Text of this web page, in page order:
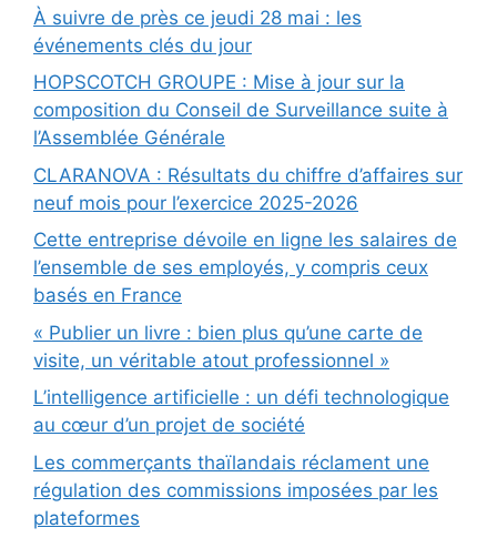
À suivre de près ce jeudi 28 mai : les
événements clés du jour
HOPSCOTCH GROUPE : Mise à jour sur la
composition du Conseil de Surveillance suite à
l’Assemblée Générale
CLARANOVA : Résultats du chiffre d’affaires sur
neuf mois pour l’exercice 2025-2026
Cette entreprise dévoile en ligne les salaires de
l’ensemble de ses employés, y compris ceux
basés en France
« Publier un livre : bien plus qu’une carte de
visite, un véritable atout professionnel »
L’intelligence artificielle : un défi technologique
au cœur d’un projet de société
Les commerçants thaïlandais réclament une
régulation des commissions imposées par les
plateformes